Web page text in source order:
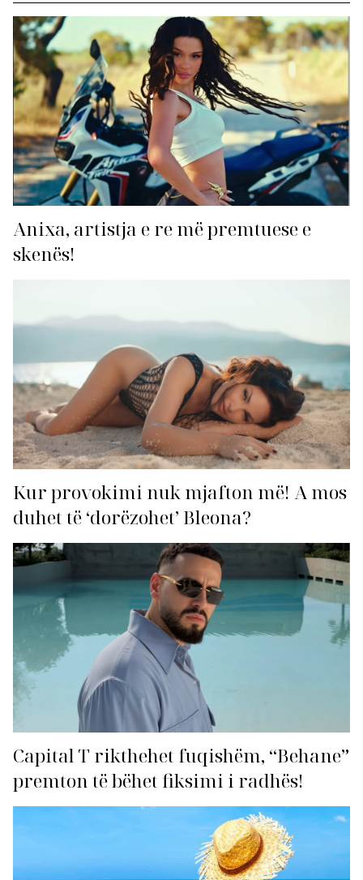
Anixa, artistja e re më premtuese e
skenës!
Kur provokimi nuk mjafton më! A mos
duhet të ‘dorëzohet’ Bleona?
Capital T rikthehet fuqishëm, “Behane”
premton të bëhet fiksimi i radhës!